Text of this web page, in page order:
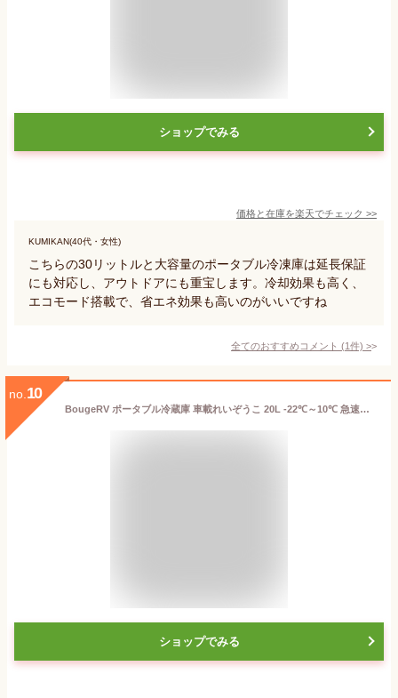
ショップでみる
価格と在庫を楽天でチェック >>
KUMIKAN(40代・女性)
こちらの30リットルと大容量のポータブル冷凍庫は延長保証
にも対応し、アウトドアにも重宝します。冷却効果も高く、
エコモード搭載で、省エネ効果も高いのがいいですね
全てのおすすめコメント (1件) >
no. 10
BougeRV ポータブル冷蔵庫 車載れいぞうこ 20L -22℃～10℃ 急速冷凍 【バッテリー内蔵可能・バッテリー別売】3WAY電源 DC12V/24V AC100V 車載冷蔵冷凍庫 クーラーボックス 電気式 車載 電動 車に乗せる 静音 大容量 省エネ 車載家庭両用 小型 AC・DCコード付き 車中泊 キャンプ アウトドア 災害時 CR Pro 20L (Small 20L ブラック)
ショップでみる